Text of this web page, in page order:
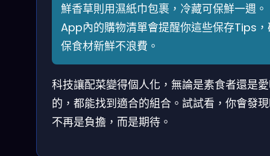
鮮香草則用濕紙巾包裹，冷藏可保鮮一週。
App內的購物清單會提醒你這些保存Tips
保食材新鮮不浪費。
科技讓配菜變得個人化，無論是素食者還是
的，都能找到適合的組合。試試看，你會發
不再是負擔，而是期待。